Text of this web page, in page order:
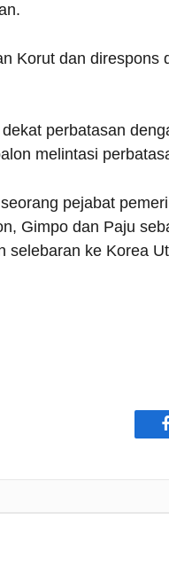
Korut dan direspons
perbatasan
melintasi
pejabat
Gimpo dan Paju
ke Korea